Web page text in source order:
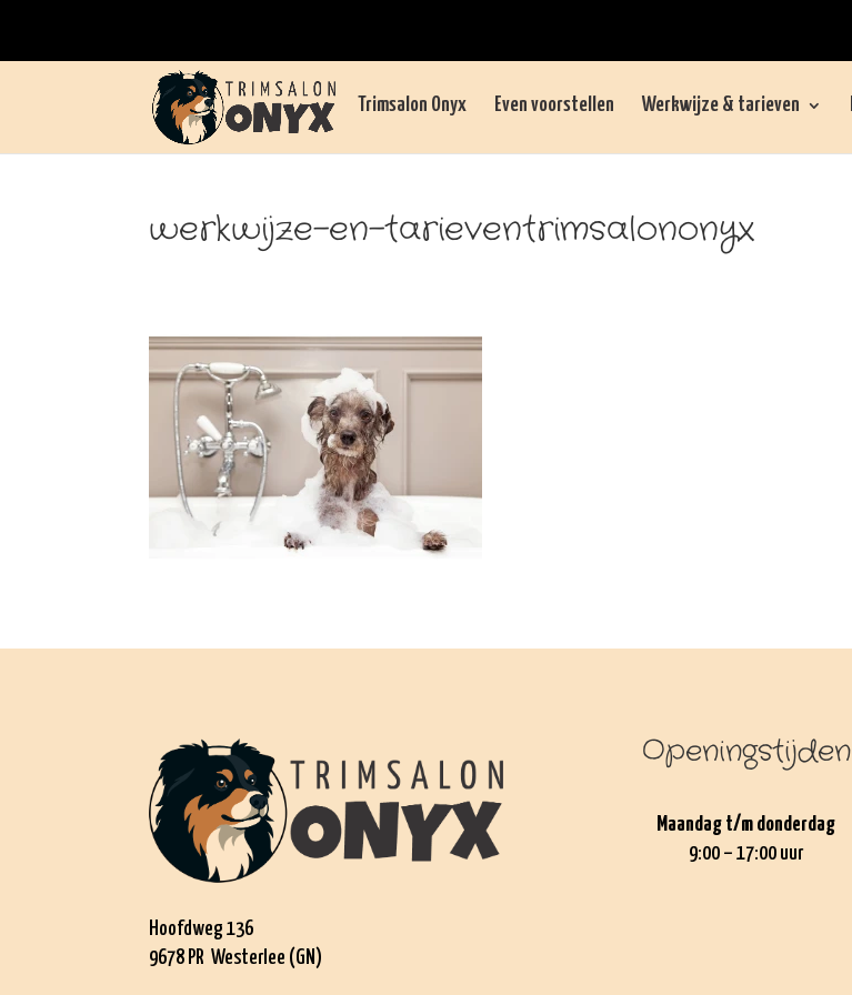
Trimsalon Onyx Even voorstellen Werkwijze & tarieven
werkwijze-en-tarieventrimsalononyx
Hoofdweg 136
9678 PR Westerlee (GN)
Openingstijden
Maandag t/m donderdag
9:00 – 17:00 uur